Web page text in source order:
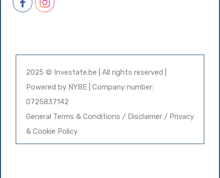
2025 © Investate.be | All rights reserved |
Powered by NYBE | Company number:
0725837142
General Terms & Conditions / Disclaimer / Privacy
& Cookie Policy